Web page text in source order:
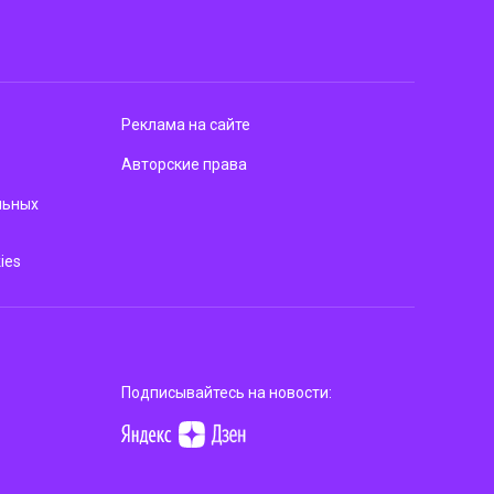
Реклама на сайте
Авторские права
Подписывайтесь на новости: